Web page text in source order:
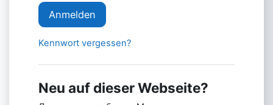
Anmelden
Kennwort vergessen?
Neu auf dieser Webseite?